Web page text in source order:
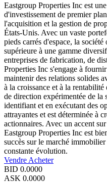
Eastgroup Properties Inc est
d'investissement de premier
l'acquisition et la gestion de
États-Unis. Avec un vaste
pieds carrés d'espace, la
supérieure à une gamme
entreprises de fabrication, de
Properties Inc s'engage à
maintenir des relations solides
à la croissance et à la
de direction expérimentée de la
identifiant et en exécutant des
attrayantes et est déterminée à
actionnaires. Avec un accent
Eastgroup Properties Inc est
succès sur le marché
constante évolution.
Vendre Acheter
BID 0.0000
ASK 0.0000